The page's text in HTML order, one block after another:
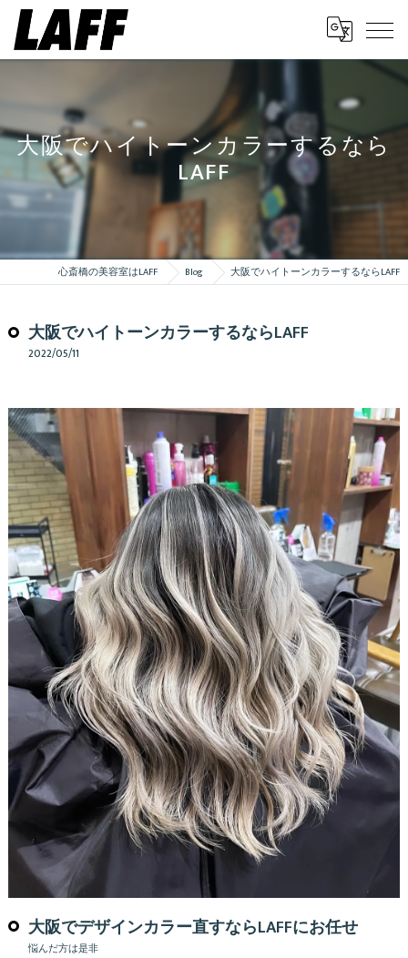
大阪でハイトーンカラーするなら
LAFF
心斎橋の美容室はLAFF Blog 大阪でハイトーンカラーするならLAFF
大阪でハイトーンカラーするならLAFF
2022/05/11
大阪でデザインカラー直すならLAFFにお任せ
悩んだ方は是非